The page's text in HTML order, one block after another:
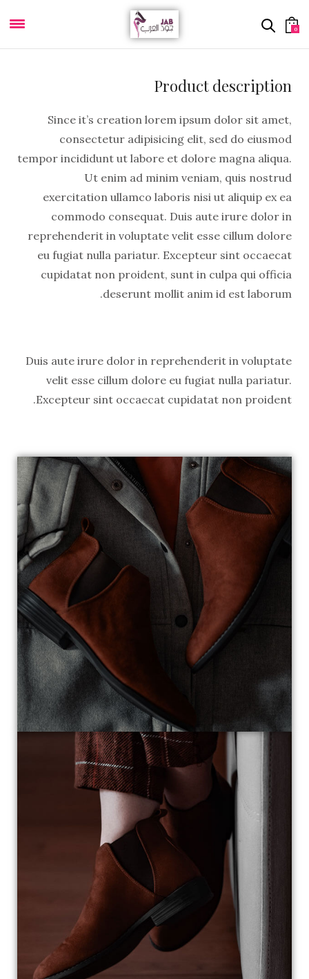
0
Product description
Since it’s creation lorem ipsum dolor sit amet,
consectetur adipisicing elit, sed do eiusmod
tempor incididunt ut labore et dolore magna aliqua.
Ut enim ad minim veniam, quis nostrud
exercitation ullamco laboris nisi ut aliquip ex ea
commodo consequat. Duis aute irure dolor in
reprehenderit in voluptate velit esse cillum dolore
eu fugiat nulla pariatur. Excepteur sint occaecat
cupidatat non proident, sunt in culpa qui officia
deserunt mollit anim id est laborum.
Duis aute irure dolor in reprehenderit in voluptate
velit esse cillum dolore eu fugiat nulla pariatur.
Excepteur sint occaecat cupidatat non proident.